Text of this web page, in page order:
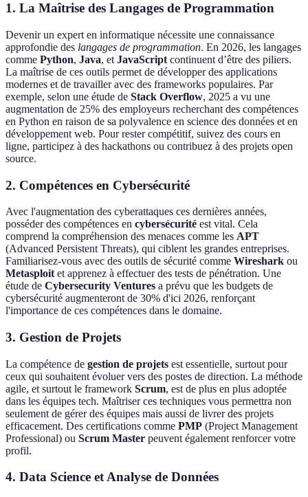
1. La Maîtrise des Langages de Programmation
Devenir un expert en informatique nécessite une connaissance
approfondie des langages de programmation. En 2026, les langages
comme Python, Java, et JavaScript continuent d’être des piliers.
La maîtrise de ces outils permet de développer des applications
modernes et de travailler avec des frameworks populaires. Par
exemple, selon une étude de Stack Overflow, 2025 a vu une
augmentation de 25% des employeurs recherchant des compétences
en Python en raison de sa polyvalence en science des données et en
développement web. Pour rester compétitif, suivez des cours en
ligne, participez à des hackathons ou contribuez à des projets open
source.
2. Compétences en Cybersécurité
Avec l'augmentation des cyberattaques ces dernières années,
posséder des compétences en cybersécurité est vital. Cela
comprend la compréhension des menaces comme les APT
(Advanced Persistent Threats), qui ciblent les grandes entreprises.
Familiarisez-vous avec des outils de sécurité comme Wireshark ou
Metasploit et apprenez à effectuer des tests de pénétration. Une
étude de Cybersecurity Ventures a prévu que les budgets de
cybersécurité augmenteront de 30% d'ici 2026, renforçant
l'importance de ces compétences dans le domaine.
3. Gestion de Projets
La compétence de gestion de projets est essentielle, surtout pour
ceux qui souhaitent évoluer vers des postes de direction. La méthode
agile, et surtout le framework Scrum, est de plus en plus adoptée
dans les équipes tech. Maîtriser ces techniques vous permettra non
seulement de gérer des équipes mais aussi de livrer des projets
efficacement. Des certifications comme PMP (Project Management
Professional) ou Scrum Master peuvent également renforcer votre
profil.
4. Data Science et Analyse de Données